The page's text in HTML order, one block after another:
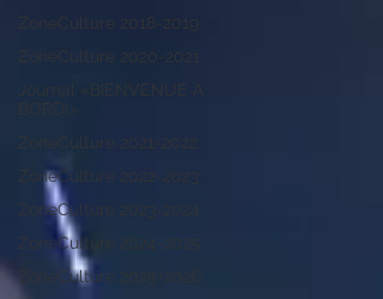
ZoneCulture 2020-2021
Journal «BIENVENUE À
ZoneCulture 2021-2022
ZoneCulture 2022-2023
ZoneCulture 2023-2024
ZoneCulture 2024-2025
ZoneCulture 2025-2026